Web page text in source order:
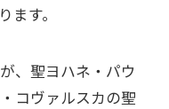
ます。
、聖ヨハネ・パウ
コヴァルスカの聖